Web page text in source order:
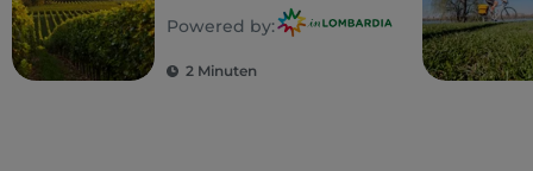
Gebiet zum Genießen
Powered by:
2 Minuten